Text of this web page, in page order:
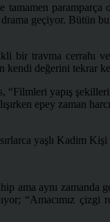
geçiyor. Bütün
travma cerrahı ve
kendi değerini tekrar
yapış
epey zaman
yaşlı Kadim
ama aynı
“Amacımız